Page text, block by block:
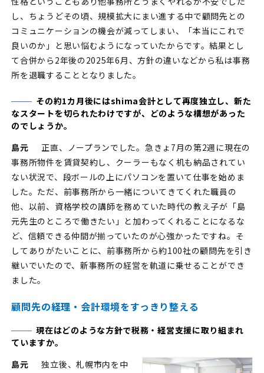
し、ちょうどその頃、規模拡大にまい進する中で顧問先との
コミュニケーションの機会が減ってしまい、「本当にこれで
良いのか」と思い悩むようになっていたからです。結果とし
て合併から2年後の2025年6月、方針の違いなどから私は事務
所を退職することとなりました。
その約1カ月後にはshima会計として再度独立し、新た
なスタートを切られたわけですが、どのような構想があった
のでしょうか。
島元
正直、ノープランでした。急きょ7月の第2週に現在の
事務所物件を賃貸契約し、クーラーもなく机も納品されてい
ない状況で、段ボールの上にパソコンを置いて仕事を始めま
した。ただ、前事務所から一緒についてきてくれた職員の
他、以前、資格学校の講師を務めていた時代の教え子が「島
元先生のところで働きたい」と加わってくれることになるな
ど、信頼できる仲間が揃っていたのが心強かったですね。そ
してありがたいことに、前事務所から約100社の顧問先を引き
継いでいたので、新事務所の経営を軌道に乗せることができ
ました。
顧問先の経理・会計環境をすっきり整える
現在はどのような方針で税務・経営支援に取り組まれ
ていますか。
島元
独立後、札幌市内を中